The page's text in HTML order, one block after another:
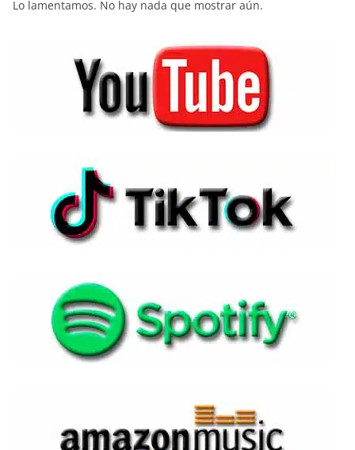
Lo lamentamos. No hay nada que mostrar aún.